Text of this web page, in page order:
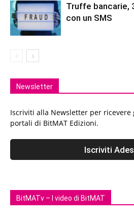
Truffe bancarie,
con un SMS
Newsletter
Iscriviti alla Newsletter per
portali di BitMAT Edizioni.
BitMATv – I video di BitMAT